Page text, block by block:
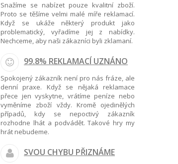
Snažíme se nabízet pouze kvalitní zboží.
Proto se těšíme velmi malé míře reklamací.
Když se ukáže některý produkt jako
problematický, vyřadíme jej z nabídky.
Nechceme, aby naši zákazníci byli zklamaní.
99.8% REKLAMACÍ UZNÁNO
Spokojený zákazník není pro nás fráze, ale
denní praxe. Když se nějaká reklamace
přece jen vyskytne, vrátíme peníze nebo
vyměníme zboží vždy. Kromě ojedinělých
případů, kdy se nepoctivý zákazník
rozhodne lhát a podvádět. Takové hry my
hrát nebudeme.
SVOU CHYBU PŘIZNÁME